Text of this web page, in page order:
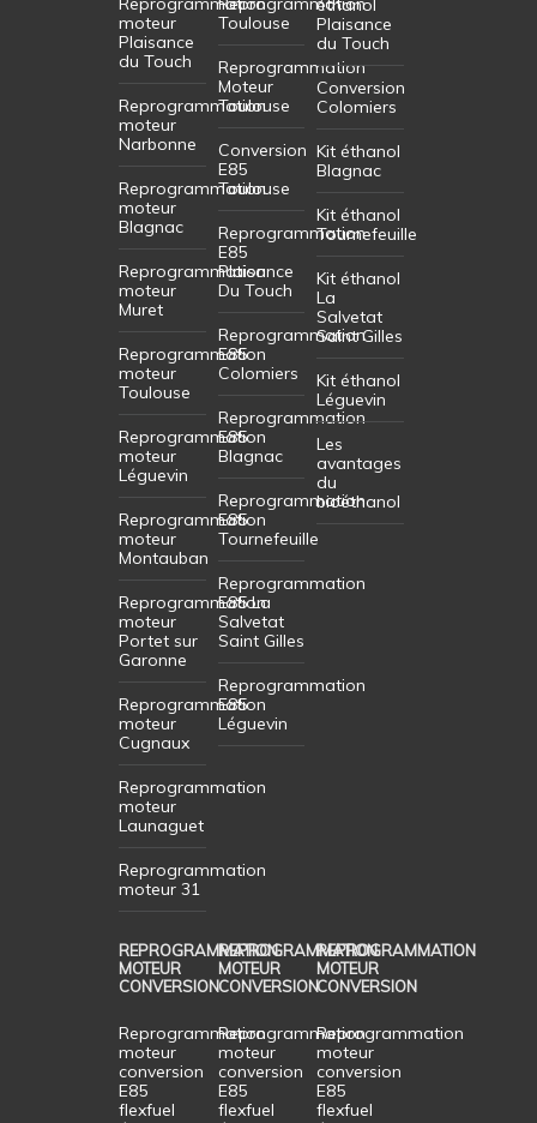
moteur
Plaisance
du Touch
Reprogrammation
moteur
Narbonne
Reprogrammation
moteur
Blagnac
Reprogrammation
moteur
Muret
Reprogrammation
moteur
Toulouse
Reprogrammation
moteur
Léguevin
Reprogrammation
moteur
Montauban
Reprogrammation
moteur
Portet sur
Garonne
Reprogrammation
moteur
Cugnaux
Reprogrammation
moteur
Launaguet
Reprogrammation
moteur 31
Toulouse
Reprogrammation
Moteur
Toulouse
Conversion
E85
Toulouse
Reprogrammation
E85
Plaisance
Du Touch
Reprogrammation
E85
Colomiers
Reprogrammation
E85
Blagnac
Reprogrammation
E85
Tournefeuille
Reprogrammation
E85 La
Salvetat
Saint Gilles
Reprogrammation
E85
Léguevin
éthanol
Plaisance
du Touch
Conversion
Colomiers
Kit éthanol
Blagnac
Kit éthanol
Tournefeuille
Kit éthanol
La
Salvetat
Saint Gilles
Kit éthanol
Léguevin
Les
avantages
du
bioéthanol
REPROGRAMMATION
MOTEUR
CONVERSION
Reprogrammation
moteur
conversion
E85
flexfuel
REPROGRAMMATION
MOTEUR
CONVERSION
Reprogrammation
moteur
conversion
E85
flexfuel
REPROGRAMMATION
MOTEUR
CONVERSION
Reprogrammation
moteur
conversion
E85
flexfuel